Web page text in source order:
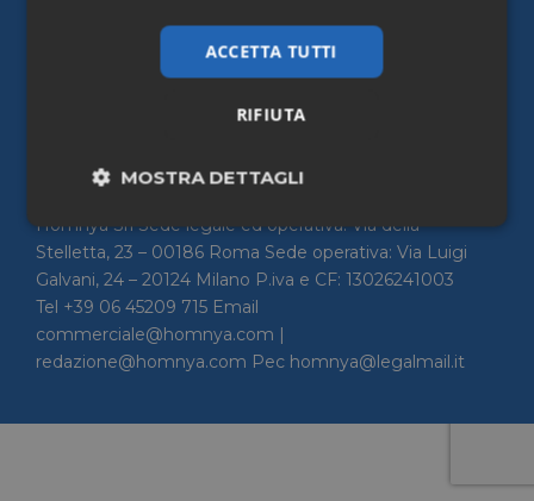
Homnya Srl Sede legale ed operativa: Via della
Stelletta, 23 – 00186 Roma Sede operativa: Via Luigi
Galvani, 24 – 20124 Milano P.iva e CF: 13026241003
Tel +39 06 45209 715 Email
commerciale@homnya.com |
redazione@homnya.com Pec homnya@legalmail.it
ACCETTA TUTTI
RIFIUTA
MOSTRA DETTAGLI
Necessari Marketing
Non classificati